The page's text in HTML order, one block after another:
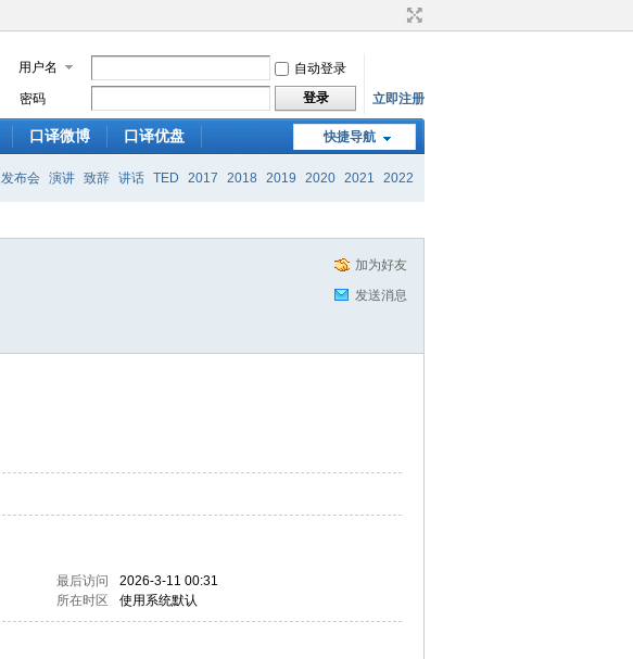
用户名
自动登录
密码
登录 立即注册
快捷导航
口译微博 口译优盘
发布会 演讲 致辞 讲话 TED 2017 2018 2019 2020 2021 2022
加为好友
发送消息
最后访问
2026-3-11 00:31
所在时区 使用系统默认